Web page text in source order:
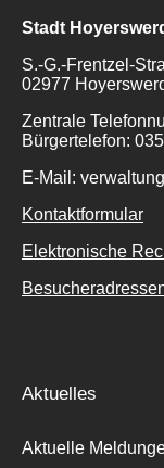
Stadt
S.-G.-Frentzel-
02977
Zentrale
Bürgertelefon:
E-Mail:
Kontaktformular
Elektronische
Aktuelles
Aktuelle